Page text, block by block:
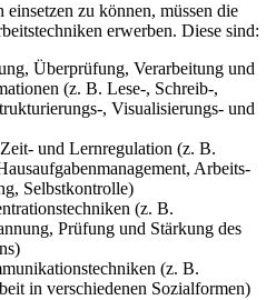
einsetzen zu können, müssen die
erwerben. Diese sind:
Überprüfung, Verarbeitung und
(z. B. Lese-, Schreib-,
, Visualisierungs- und
und Lernregulation (z. B.
Arbeits-
Selbstkontrolle)
(z. B.
Prüfung und Stärkung des
(z. B.
in verschiedenen Sozialformen)